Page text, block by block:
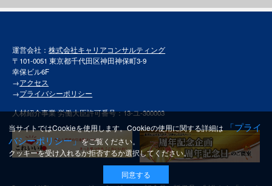
運営会社：株式会社キャリアコンサルティング
〒101-0051 東京都千代田区神田神保町3-9
幸保ビル6F
→アクセス
→プライバシーポリシー
人材紹介事業 労働大臣許可番号：13-ユ-300003
当サイトではCookieを使用します。Cookieの使用に関する詳細は
「プライ
バシーポリシー」をご覧ください。
クッキーを受け入れるか拒否するか選択してください。
同意する